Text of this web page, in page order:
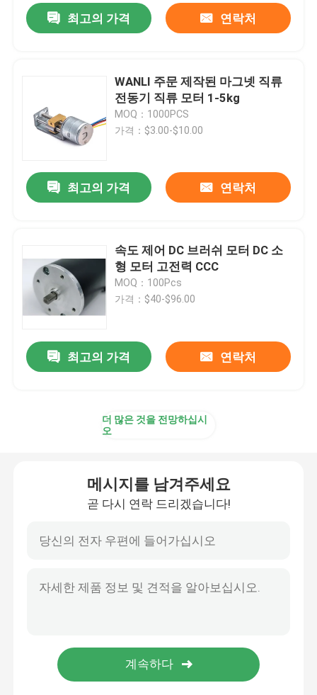
최고의 가격 연락처
WANLI 주문 제작된 마그넷 직류
전동기 직류 모터 1-5kg
MOQ：1000PCS
가격：$3.00-$10.00
최고의 가격 연락처
속도 제어 DC 브러쉬 모터 DC 소
형 모터 고전력 CCC
MOQ：100Pcs
가격：$40-$96.00
최고의 가격 연락처
더 많은 것을 전망하십시
오
메시지를 남겨주세요
곧 다시 연락 드리겠습니다!